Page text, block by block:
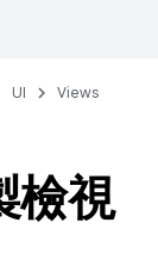
UI Views
檢視